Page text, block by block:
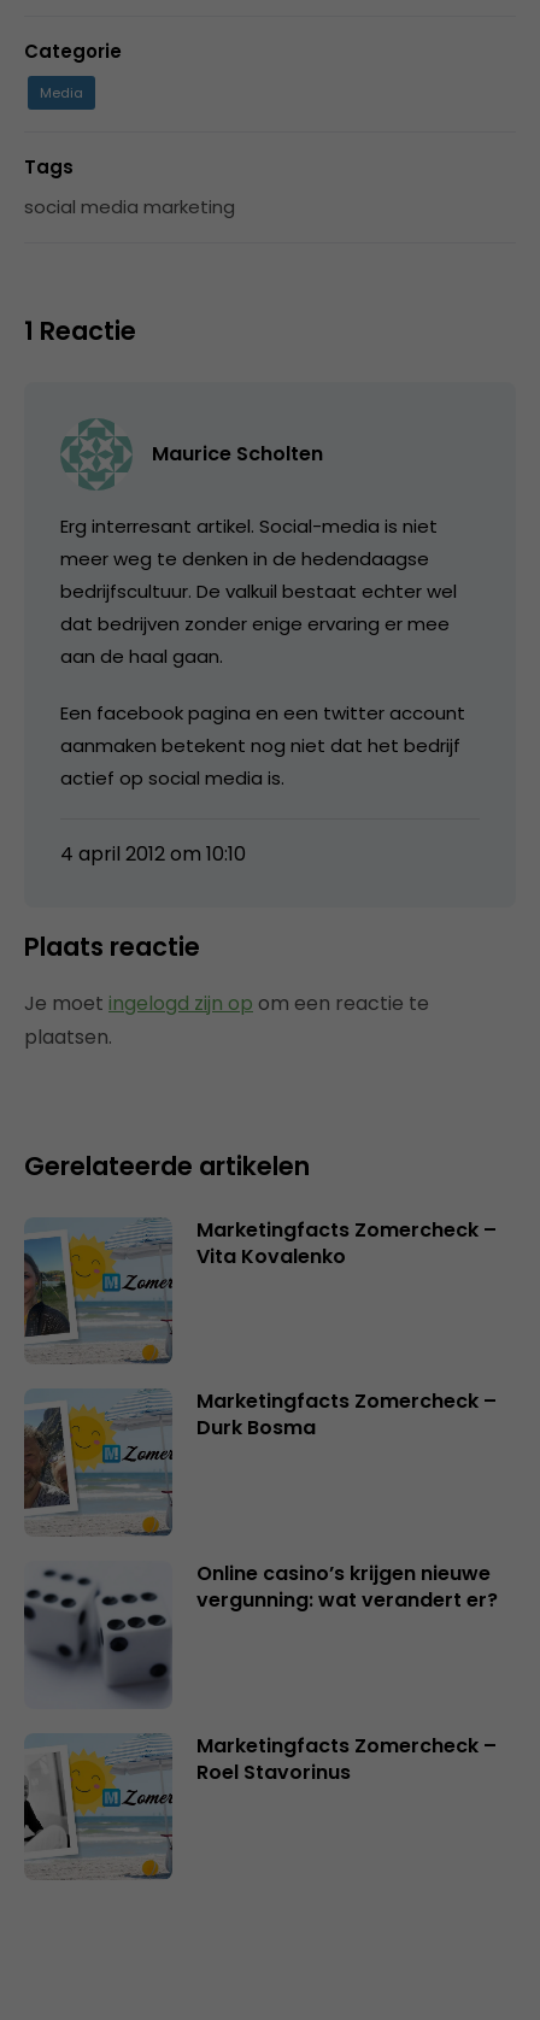
Categorie
Media
Tags
social media marketing
1 Reactie
Maurice Scholten
Erg interresant artikel. Social-media is niet
meer weg te denken in de hedendaagse
bedrijfscultuur. De valkuil bestaat echter wel
dat bedrijven zonder enige ervaring er mee
aan de haal gaan.
Een facebook pagina en een twitter account
aanmaken betekent nog niet dat het bedrijf
actief op social media is.
4 april 2012 om 10:10
Plaats reactie
Je moet ingelogd zijn op om een reactie te
plaatsen.
Gerelateerde artikelen
Marketingfacts Zomercheck –
Vita Kovalenko
Marketingfacts Zomercheck –
Durk Bosma
Online casino’s krijgen nieuwe
vergunning: wat verandert er?
Marketingfacts Zomercheck –
Roel Stavorinus